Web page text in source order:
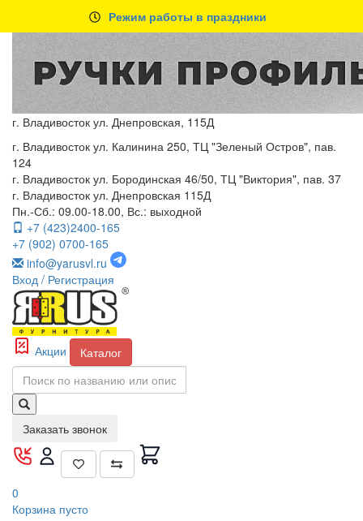
Режим работы в праздники
г. Владивосток ул. Днепровская, 115Д
г. Владивосток ул. Калинина 250, ТЦ "Зеленый Остров", пав.
124
г. Владивосток ул. Бородинская 46/50, ТЦ "Виктория", пав. 37
г. Владивосток ул. Днепровская 115Д
Пн.-Сб.: 09.00-18.00, Вс.: выходной
+7 (423)2400-165
+7 (902) 0700-165
info@yarusvl.ru
Вход / Регистрация
Акции Каталог
Заказать звонок
0
Корзина пусто